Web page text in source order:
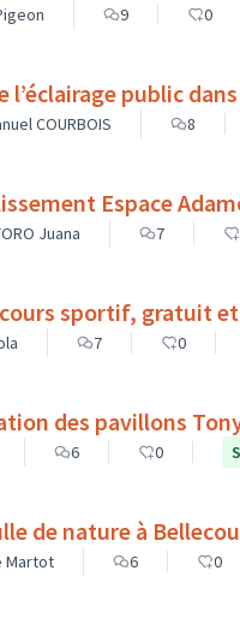
9 0
l’éclairage public
COURBOIS 8
Espace
Juana 7
sportif, gratuit
7 0
des pavillons
6 0
de nature à
Martot 6 0